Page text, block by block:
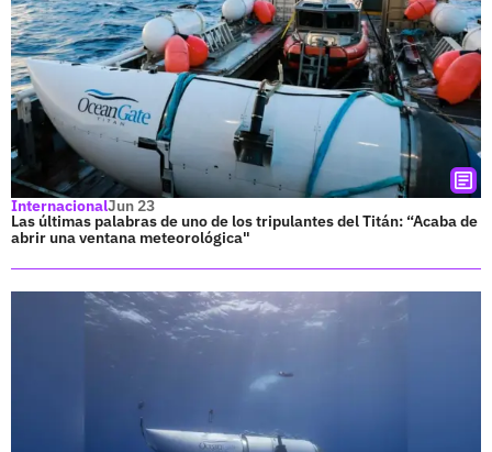
InternacionalJun 23
Las últimas palabras de uno de los tripulantes del Titán: “Acaba de
abrir una ventana meteorológica"